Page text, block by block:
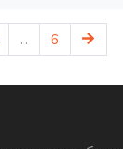
... 6